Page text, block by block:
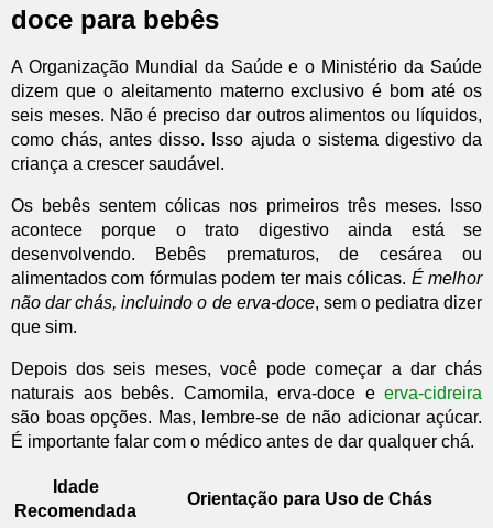
doce para bebês
A Organização Mundial da Saúde e o Ministério da Saúde
dizem que o aleitamento materno exclusivo é bom até os
seis meses. Não é preciso dar outros alimentos ou líquidos,
como chás, antes disso. Isso ajuda o sistema digestivo da
criança a crescer saudável.
Os bebês sentem cólicas nos primeiros três meses. Isso
acontece porque o trato digestivo ainda está se
desenvolvendo. Bebês prematuros, de cesárea ou
alimentados com fórmulas podem ter mais cólicas. É melhor
não dar chás, incluindo o de erva-doce, sem o pediatra dizer
que sim.
Depois dos seis meses, você pode começar a dar chás
naturais aos bebês. Camomila, erva-doce e erva-cidreira
são boas opções. Mas, lembre-se de não adicionar açúcar.
É importante falar com o médico antes de dar qualquer chá.
Idade
Recomendada
Orientação para Uso de Chás